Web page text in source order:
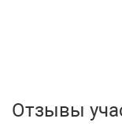
Отзывы